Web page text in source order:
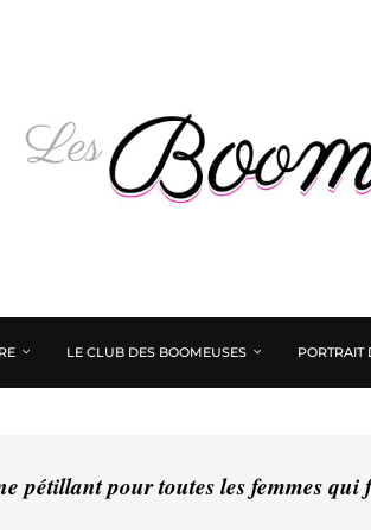
LE CLUB DES BOOMEUSES PORTRAIT
pétillant pour toutes les femmes